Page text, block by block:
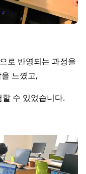
로 반영되는 과정을
느꼈고,
수 있었습니다.